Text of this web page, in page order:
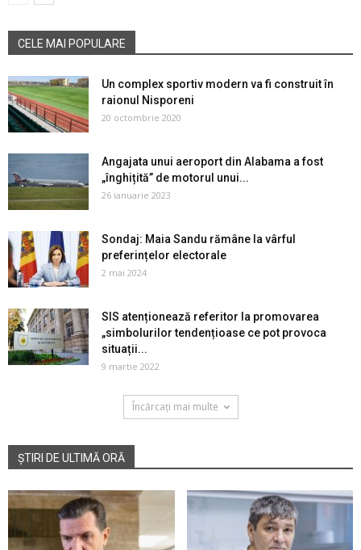
CELE MAI POPULARE
Un complex sportiv modern va fi construit în
raionul Nisporeni
20 octombrie 2020
Angajata unui aeroport din Alabama a fost
„înghițită” de motorul unui...
26 ianuarie 2023
Sondaj: Maia Sandu rămâne la vârful
preferințelor electorale
2 mai 2024
SIS atenționează referitor la promovarea
„simbolurilor tendențioase ce pot provoca
situații...
9 martie 2022
Încărcați mai multe
ȘTIRI DE ULTIMĂ ORĂ